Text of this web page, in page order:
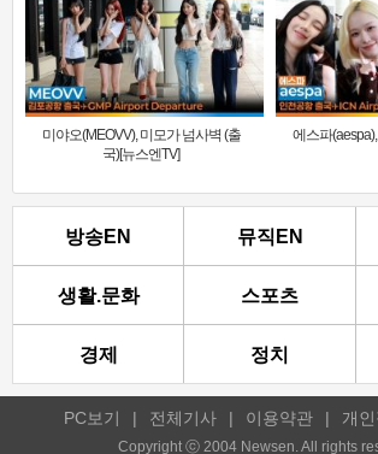
미야오(MEOVV), 미모가 넘사벽 (출
국)[뉴스엔TV]
에스파
방송EN 뮤직EN
생활.문화 스포츠
경제 정치
PC보기 | 전체기사 | 이용약관 | 개
Copyright ⓒ 2004 Newsen. All rights